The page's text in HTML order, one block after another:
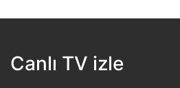
Canlı TV izle